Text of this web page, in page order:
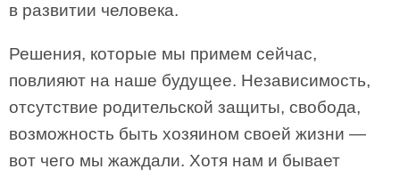
в развитии человека.
Решения, которые мы примем сейчас,
повлияют на наше будущее. Независимость,
отсутствие родительской защиты, свобода,
возможность быть хозяином своей жизни —
вот чего мы жаждали. Хотя нам и бывает